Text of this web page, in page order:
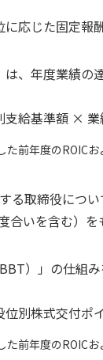
応じた固定報
、年度業績の
支給基準額 ×
た前年度のROIC
る取締役につ
合いを含む）
）」の仕組
位別株式交付
た前年度のROIC